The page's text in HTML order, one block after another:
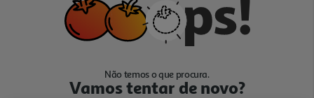
Não temos o que procura.
Vamos tentar de novo?